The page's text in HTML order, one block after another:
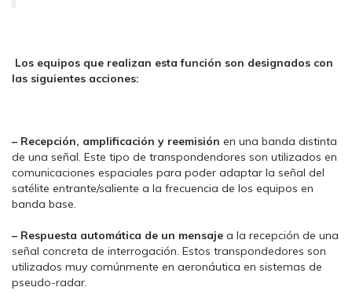
Los equipos que realizan esta función son designados con
las siguientes acciones:
– Recepción, amplificación y reemisión en una banda distinta
de una señal. Este tipo de transpondendores son utilizados en
comunicaciones espaciales para poder adaptar la señal del
satélite entrante/saliente a la frecuencia de los equipos en
banda base.
– Respuesta automática de un mensaje a la recepción de una
señal concreta de interrogación. Estos transpondedores son
utilizados muy comúnmente en aeronáutica en sistemas de
pseudo-radar.